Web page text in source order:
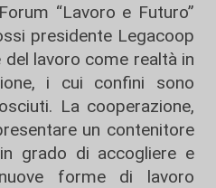
“Lavoro e Futuro”
presidente Legacoop
lavoro come realtà in
i cui confini sono
La cooperazione,
un contenitore
grado di accogliere e
forme di lavoro